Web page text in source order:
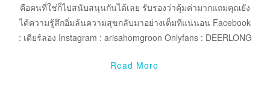
คือคนที่ใช่ก็ไปสนับสนุนกันได้เลย รับรองว่าคุ้มค่ามากแถมคุณยัง
ได้ความรู้สึกอิ่มล้นความสุขกลับมาอย่างเต็มทีแน่นอน Facebook
: เดียร์ลอง Instagram : arisahomgroon Onlyfans : DEERLONG
Read More